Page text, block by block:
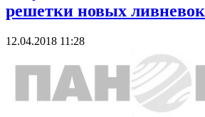
решетки новых ливневок
12.04.2018 11:28